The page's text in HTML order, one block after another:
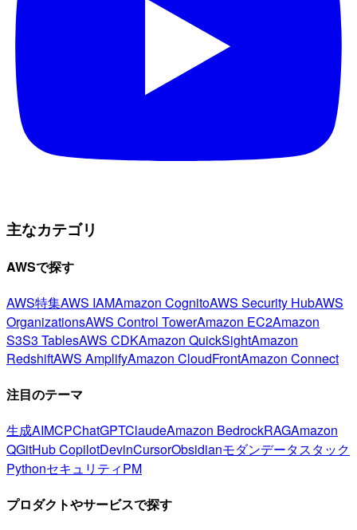
主なカテゴリ
AWSで探す
AWS特集AWS IAMAmazon CognitoAWS Security HubAWS
OrganizationsAWS Control TowerAmazon EC2Amazon
S3S3 TablesAWS CDKAmazon QuickSightAmazon
RedshiftAWS AmplifyAmazon CloudFrontAmazon Connect
注目のテーマ
生成AIMCPChatGPTClaudeAmazon BedrockRAGAmazon
QGitHub CopilotDevinCursorObsidianモダンデータスタック
PythonセキュリティPM
プロダクトやサービスで探す